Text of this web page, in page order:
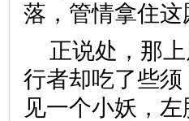
落，管情拿住
正说处，那
行者却吃了些
见一个小妖，